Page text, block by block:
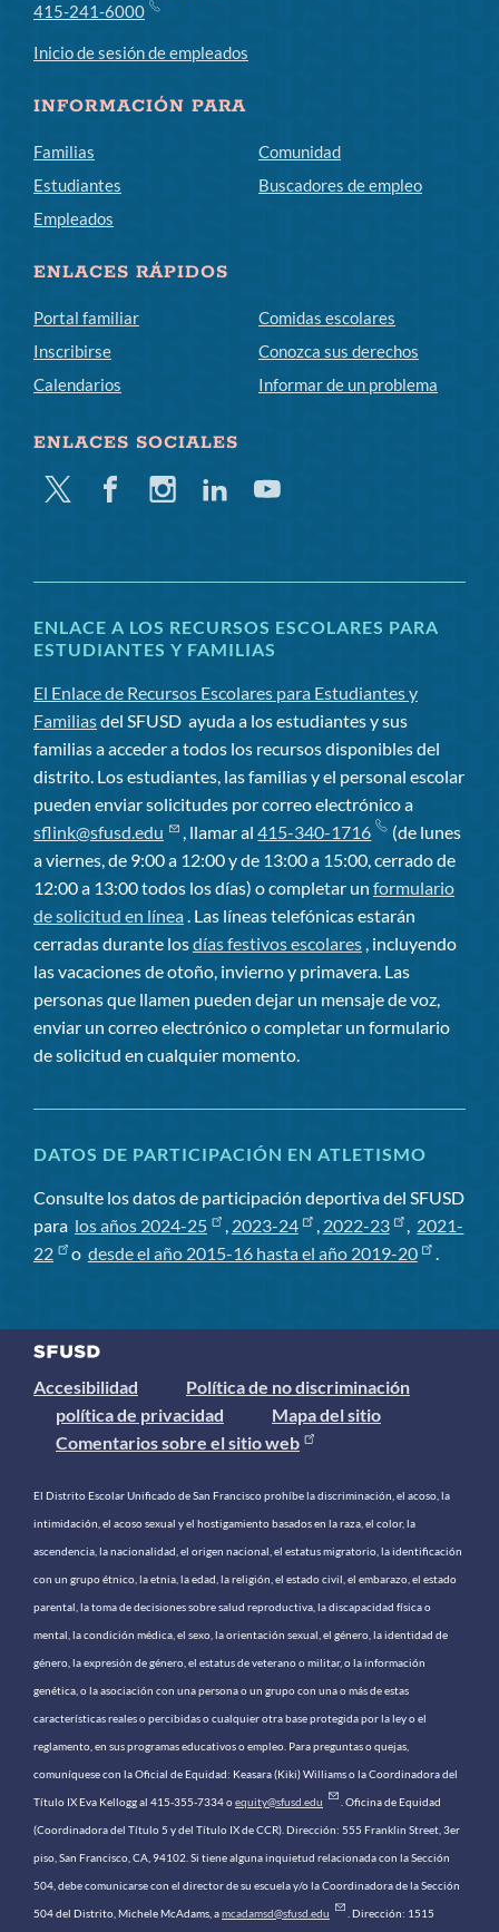
415-241-6000
Inicio de sesión de empleados
INFORMACIÓN PARA
Familias
Estudiantes
Empleados
Comunidad
Buscadores de empleo
ENLACES RÁPIDOS
Portal familiar
Inscribirse
Calendarios
Comidas escolares
Conozca sus derechos
Informar de un problema
ENLACES SOCIALES
Gorjeo FacebookInstagramLinkedInYouTube
ENLACE A LOS RECURSOS ESCOLARES PARA
ESTUDIANTES Y FAMILIAS
El Enlace de Recursos Escolares para Estudiantes y
Familiasdel SFUSD ayuda a los estudiantes y sus
familias a acceder a todos los recursos disponibles del
distrito. Los estudiantes, las familias y el personal escolar
pueden enviar solicitudes por correo electrónico a
sflink@sfusd.edu
, llamar al415-340-1716
(de lunes
a viernes, de 9:00 a 12:00 y de 13:00 a 15:00, cerrado de
12:00 a 13:00 todos los días) o completar un formulario
de solicitud en línea. Las líneas telefónicas estarán
cerradas durante losdías festivos escolares , incluyendo
las vacaciones de otoño, invierno y primavera. Las
personas que llamen pueden dejar un mensaje de voz,
enviar un correo electrónico o completar un formulario
de solicitud en cualquier momento.
DATOS DE PARTICIPACIÓN EN ATLETISMO
Consulte los datos de participación deportiva del SFUSD
para los años 2024-25 , 2023-24 , 2022-23 , 2021-
22
o desde el año 2015-16 hasta el año 2019-20 .
Accesibilidad
Política de no discriminación
política de privacidad
Mapa del sitio
Comentarios sobre el sitio web
El Distrito Escolar Unificado de San Francisco prohíbe la discriminación, el acoso, la
intimidación, el acoso sexual y el hostigamiento basados ​​en la raza, el color, la
ascendencia, la nacionalidad, el origen nacional, el estatus migratorio, la identificación
con un grupo étnico, la etnia, la edad, la religión, el estado civil, el embarazo, el estado
parental, la toma de decisiones sobre salud reproductiva, la discapacidad física o
mental, la condición médica, el sexo, la orientación sexual, el género, la identidad de
género, la expresión de género, el estatus de veterano o militar, o la información
genética, o la asociación con una persona o un grupo con una o más de estas
características reales o percibidas o cualquier otra base protegida por la ley o el
reglamento, en sus programas educativos o empleo. Para preguntas o quejas,
comuníquese con la Oficial de Equidad: Keasara (Kiki) Williams o la Coordinadora del
Título IX Eva Kellogg al 415-355-7334 oequity@sfusd.edu . Oficina de Equidad
(Coordinadora del Título 5 y del Título IX de CCR). Dirección: 555 Franklin Street, 3er
piso, San Francisco, CA, 94102. Si tiene alguna inquietud relacionada con la Sección
504, debe comunicarse con el director de su escuela y/o la Coordinadora de la Sección
504 del Distrito, Michele McAdams, amcadamsd@sfusd.edu . Dirección: 1515